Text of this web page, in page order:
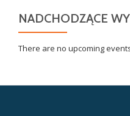
NADCHODZĄCE
There are no upcoming